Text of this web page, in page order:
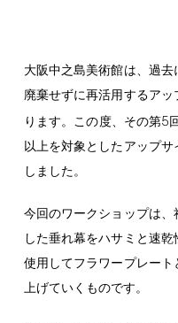
大阪中之島美術館は、過
廃棄せずに再活用するア
ります。この度、その第5
以上を対象としたアップ
しました。
今回のワークショップは
した垂れ幕をハサミと速
使用してフラワープレー
上げていくものです。